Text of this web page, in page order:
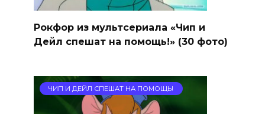
Рокфор из мультсериала «Чип и
Дейл спешат на помощь!» (30 фото)
ЧИП И ДЕЙЛ СПЕШАТ НА ПОМОЩЬ!